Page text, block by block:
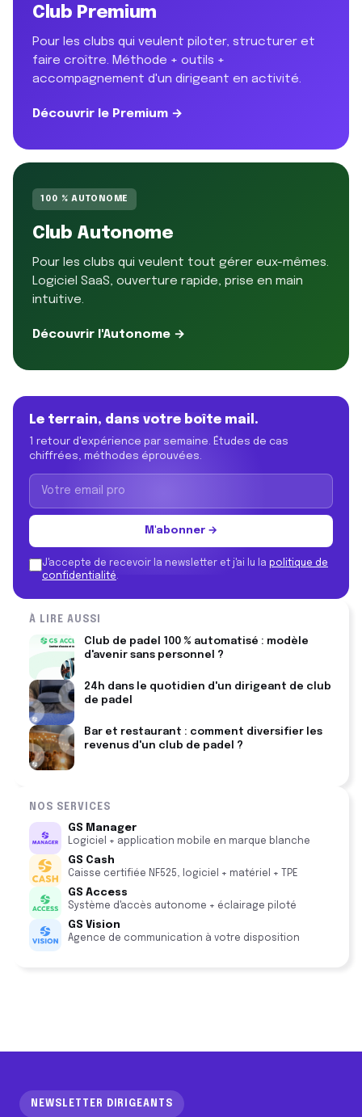
Club Premium
Pour les clubs qui veulent piloter, structurer et
faire croître. Méthode + outils +
accompagnement d'un dirigeant en activité.
Découvrir le Premium →
100 % AUTONOME
Club Autonome
Pour les clubs qui veulent tout gérer eux-mêmes.
Logiciel SaaS, ouverture rapide, prise en main
intuitive.
Découvrir l'Autonome →
Le terrain, dans votre boîte mail.
1 retour d'expérience par semaine. Études de cas
chiffrées, méthodes éprouvées.
M'abonner →
J'accepte de recevoir la newsletter et j'ai lu la politique de
confidentialité.
À LIRE AUSSI
Club de padel 100 % automatisé : modèle
d'avenir sans personnel ?
24h dans le quotidien d'un dirigeant de club
de padel
Bar et restaurant : comment diversifier les
revenus d'un club de padel ?
NOS SERVICES
GS Manager
Logiciel + application mobile en marque blanche
GS Cash
Caisse certifiée NF525, logiciel + matériel + TPE
GS Access
Système d'accès autonome + éclairage piloté
GS Vision
Agence de communication à votre disposition
NEWSLETTER DIRIGEANTS